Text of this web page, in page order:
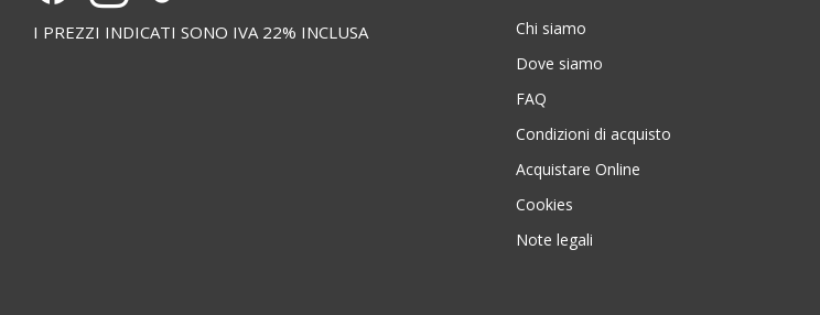
I PREZZI INDICATI SONO IVA 22% INCLUSA
Chi siamo
Dove siamo
FAQ
Condizioni di acquisto
Acquistare Online
Cookies
Note legali